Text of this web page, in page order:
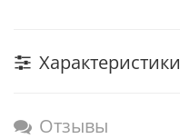
Характеристики
Отзывы